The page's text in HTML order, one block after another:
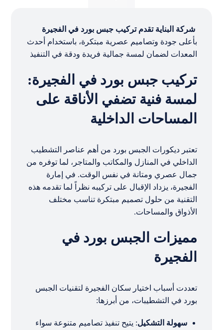
شركة البناية تقدم تركيب جبس بورد في الفجيرة
بأعلى جودة وتصاميم عصرية مبتكرة، باستخدام أحدث
المعدات لضمان لمسة جمالية فريدة ودقة في التنفيذ
تركيب جبس بورد في الفجيرة:
لمسة فنية تضفي الأناقة على
المساحات الداخلية
تعتبر ديكورات الجبس بورد من أهم عناصر التشطيب
الداخلي في المنازل والمكاتب والمتاجر، لما توفره من
جمال عصري ومتانة في نفس الوقت. في إمارة
الفجيرة، يزداد الإقبال على تركيبه نظراً لما تقدمه هذه
التقنية من حلول تصميم مبتكرة تناسب مختلف
الأذواق والمساحات.
مميزات الجبس بورد في
الفجيرة
تعددت أسباب اختيار سكان الفجيرة لتقنيات الجبس
بورد في التشطيبات، من أبرزها:
سهولة التشكيل: يتيح تنفيذ تصاميم متنوعة سواء